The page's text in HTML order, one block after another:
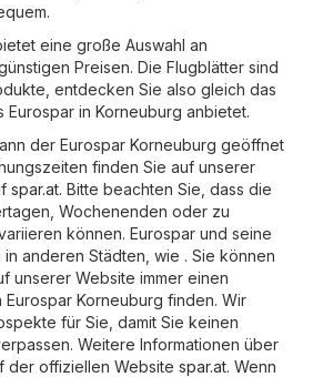
eine große Auswahl an
Preisen. Die Flugblätter sind
entdecken Sie also gleich das
Eurospar in Korneuburg anbietet.
der Eurospar Korneuburg geöffnet
finden Sie auf unserer
spar.at. Bitte beachten Sie, dass die
Wochenenden oder zu
können. Eurospar und seine
anderen Städten, wie . Sie können
unserer Website immer einen
Korneuburg finden. Wir
für Sie, damit Sie keinen
Weitere Informationen über
der offiziellen Website spar.at. Wenn